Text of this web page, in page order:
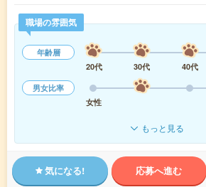
職場の雰囲気
年齢層
20代
30代 40代
男女比率
女性
もっと見る
気になる! 応募へ進む